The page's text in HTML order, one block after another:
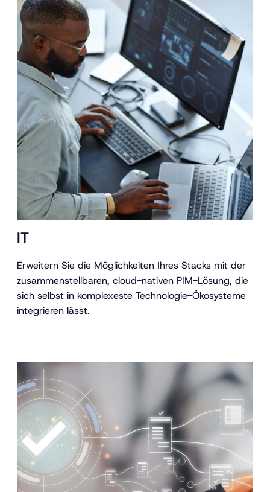
IT
Erweitern Sie die Möglichkeiten Ihres Stacks mit der
zusammenstellbaren, cloud-nativen PIM-Lösung, die
sich selbst in komplexeste Technologie-Ökosysteme
integrieren lässt.